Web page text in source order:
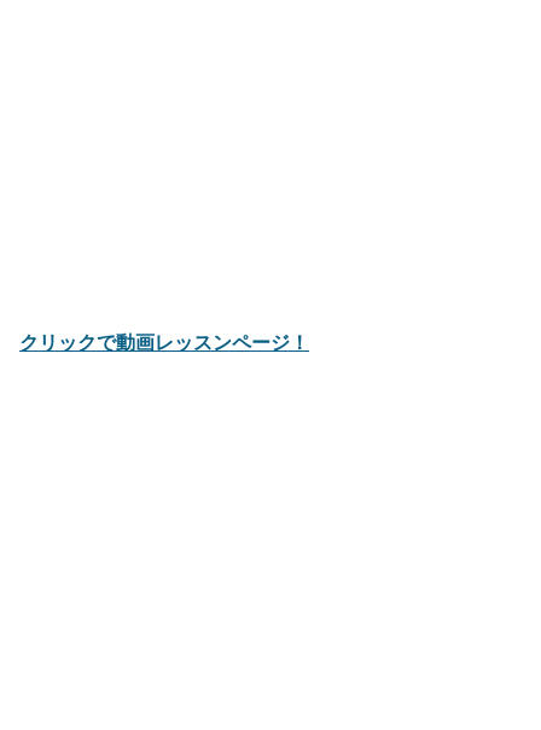
クリックで動画レッスンページ！